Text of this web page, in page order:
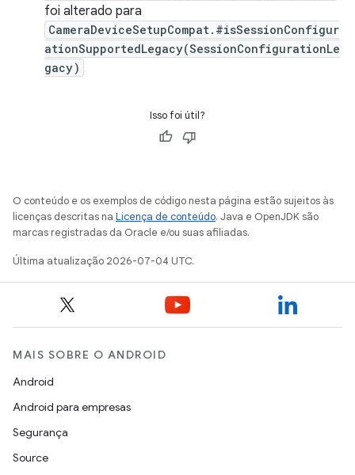
foi alterado para
CameraDeviceSetupCompat.#isSessionConfigur
ationSupportedLegacy(SessionConfigurationLe
gacy)
Isso foi útil?
O conteúdo e os exemplos de código nesta página estão sujeitos às
licenças descritas na Licença de conteúdo. Java e OpenJDK são
marcas registradas da Oracle e/ou suas afiliadas.
Última atualização 2026-07-04 UTC.
MAIS SOBRE O ANDROID
Android
Android para empresas
Segurança
Source